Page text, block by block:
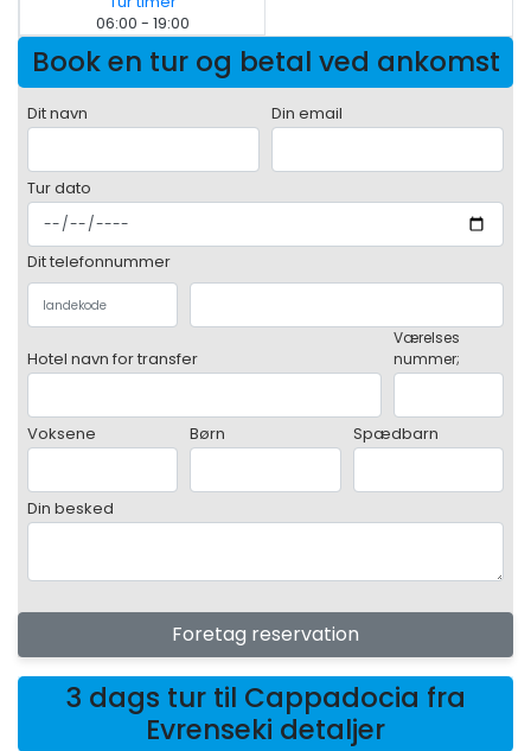
06:00 - 19:00
Book en tur og betal ved ankomst
Dit navn Din email
Tur dato
Dit telefonnummer
Hotel navn for transfer
Værelses
nummer;
Voksene Børn Spædbarn
Din besked
Foretag reservation
3 dags tur til Cappadocia fra
Evrenseki detaljer